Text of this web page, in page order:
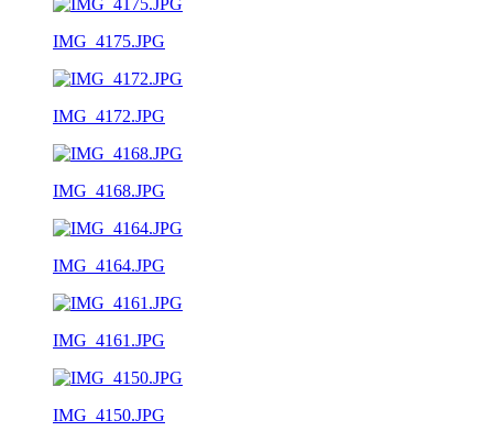
IMG_4175.JPG
IMG_4172.JPG
IMG_4168.JPG
IMG_4164.JPG
IMG_4161.JPG
IMG_4150.JPG